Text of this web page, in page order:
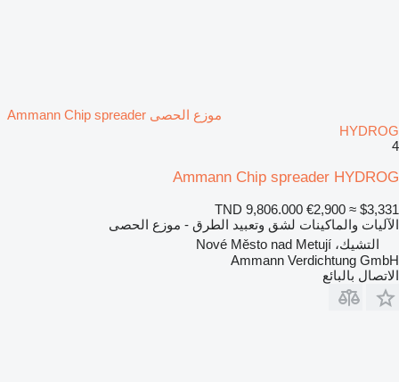
موزع الحصى Ammann Chip spreader
HYDROG
4
Ammann Chip spreader HYDROG
TND 9,806.000 €2,900 ≈ $3,331
الآليات والماكينات لشق وتعبيد الطرق - موزع الحصى
التشيك، Nové Město nad Metují
Ammann Verdichtung GmbH
الاتصال بالبائع